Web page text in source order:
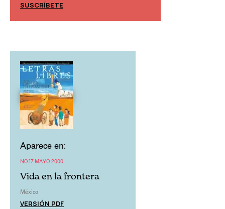
SUSCRÍBETE
Aparece en:
NO.17 MAYO 2000
Vida en la frontera
México
VERSIÓN PDF